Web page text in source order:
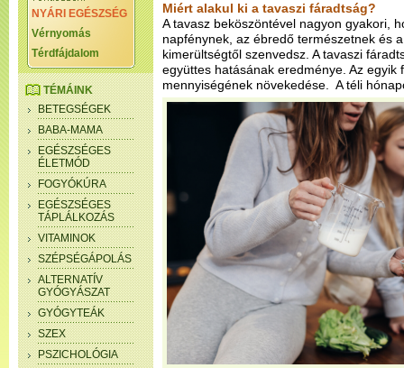
NYÁRI EGÉSZSÉG
Vérnyomás
Térdfájdalom
TÉMÁINK
BETEGSÉGEK
BABA-MAMA
EGÉSZSÉGES
ÉLETMÓD
FOGYÓKÚRA
EGÉSZSÉGES
TÁPLÁLKOZÁS
VITAMINOK
SZÉPSÉGÁPOLÁS
ALTERNATÍV
GYÓGYÁSZAT
GYÓGYTEÁK
SZEX
PSZICHOLÓGIA
Miért alakul ki a tavaszi fáradtság?
A tavasz beköszöntével nagyon gyakori,
napfénynek, az ébredő természetnek és
kimerültségtől szenvedsz. A tavaszi
együttes hatásának eredménye. Az egyik
mennyiségének növekedése.
A téli